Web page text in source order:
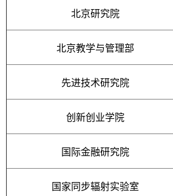
北京研究院
北京教学与管理部
先进技术研究院
创新创业学院
国际金融研究院
国家同步辐射实验室